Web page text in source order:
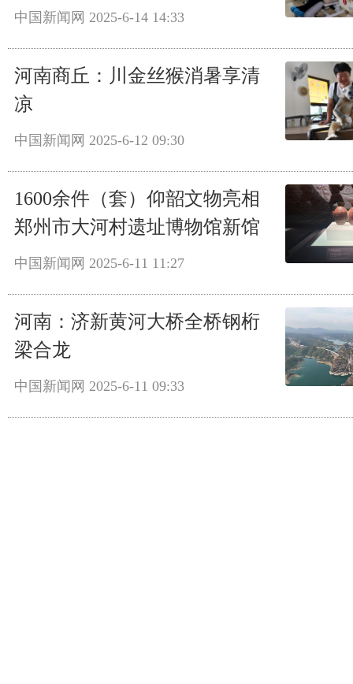
中国新闻网 2025-6-14 14:33
河南商丘：川金丝猴消暑享清
凉
中国新闻网 2025-6-12 09:30
1600余件（套）仰韶文物亮相
郑州市大河村遗址博物馆新馆
中国新闻网 2025-6-11 11:27
河南：济新黄河大桥全桥钢桁
梁合龙
中国新闻网 2025-6-11 09:33